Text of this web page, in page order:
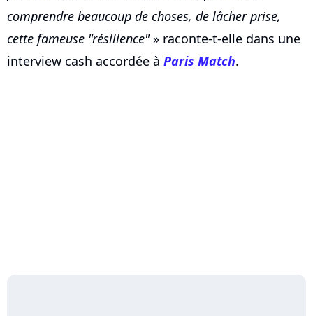
comprendre beaucoup de choses, de lâcher prise,
cette fameuse "résilience"» raconte-t-elle dans une
interview cash accordée à Paris Match.